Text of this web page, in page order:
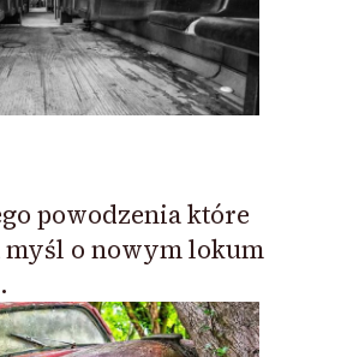
powodzenia które
myśl o nowym lokum